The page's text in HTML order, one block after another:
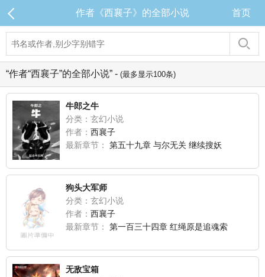
作者《西襄子》的全部小说 首页
“作者“西襄子”的全部小说” - (最多显示100条)
牛郎之牛
分类：玄幻小说
作者： 西襄子
最新章节：
第五十九章 与尔无关 继续搜妖
狗头大军师
分类：玄幻小说
作者： 西襄子
最新章节：
第一百三十四章 红绳原是追魂索
无敌宝箱